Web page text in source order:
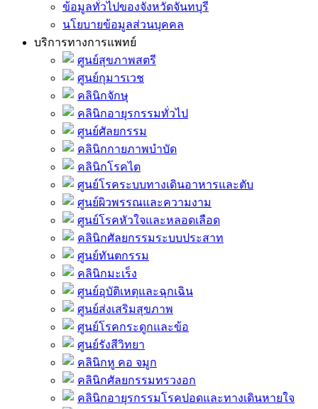
ข้อมูลทั่วไปของจังหวัดจันทบุรี
นโยบายข้อมูลส่วนบุคคล
บริการทางการแพทย์
ศูนย์สุขภาพสตรี
ศูนย์กุมารเวช
คลินิกจักษุ
คลินิกอายุรกรรมทั่วไป
ศูนย์ศัลยกรรม
คลินิกกายภาพบำบัด
คลินิกโรคไต
ศูนย์โรคระบบทางเดินอาหารและตับ
ศูนย์ผิวพรรณและความงาม
ศูนย์โรคหัวใจและหลอดเลือด
คลินิกศัลยกรรมระบบประสาท
ศูนย์ทันตกรรม
คลินิกมะเร็ง
ศูนย์อุบัติเหตุและฉุกเฉิน
ศูนย์ส่งเสริมสุขภาพ
ศูนย์โรคกระดูกและข้อ
ศูนย์รังสีวิทยา
คลินิกหู คอ จมูก
คลินิกศัลยกรรมทรวงอก
คลินิกอายุรกรรมโรคปอดและทางเดินหายใจ